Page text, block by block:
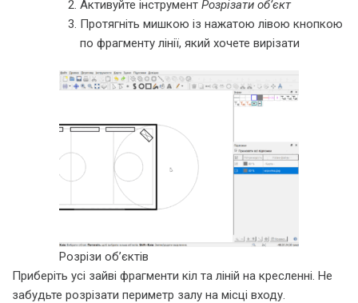
Активуйте інструмент Розрізати об’єкт
Протягніть мишкою із нажатою лівою кнопкою
по фрагменту лінії, який хочете вирізати
Розрізи об’єктів
Приберіть усі зайві фрагменти кіл та ліній на кресленні. Не
забудьте розрізати периметр залу на місці входу.